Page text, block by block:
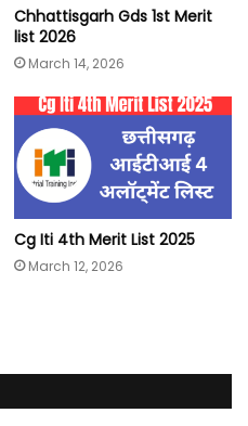
Chhattisgarh Gds 1st Merit
list 2026
March 14, 2026
Cg Iti 4th Merit List 2025
March 12, 2026